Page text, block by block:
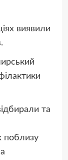
виявили
та
поблизу